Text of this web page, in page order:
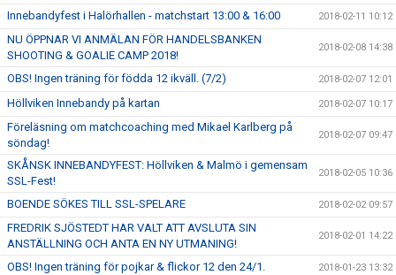
Innebandyfest i Halörhallen - matchstart 13:00 & 16:00 2018-02-11 10:12
NU ÖPPNAR VI ANMÄLAN FÖR HANDELSBANKEN
SHOOTING & GOALIE CAMP 2018!
2018-02-08 14:38
OBS! Ingen träning för födda 12 ikväll. (7/2) 2018-02-07 12:01
Höllviken Innebandy på kartan 2018-02-07 10:17
Föreläsning om matchcoaching med Mikael Karlberg på
söndag!
2018-02-07 09:47
SKÅNSK INNEBANDYFEST: Höllviken & Malmö i gemensam
SSL-Fest!
2018-02-05 10:36
BOENDE SÖKES TILL SSL-SPELARE 2018-02-02 09:57
FREDRIK SJÖSTEDT HAR VALT ATT AVSLUTA SIN
ANSTÄLLNING OCH ANTA EN NY UTMANING!
2018-02-01 14:22
OBS! Ingen träning för pojkar & flickor 12 den 24/1. 2018-01-23 13:32